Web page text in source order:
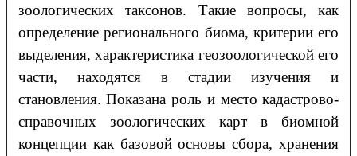
зоологических таксонов. Такие вопросы, как
определение регионального биома, критерии его
выделения, характеристика геозоологической его
части, находятся в стадии изучения и
становления. Показана роль и место кадастрово-
справочных зоологических карт в биомной
концепции как базовой основы сбора, хранения